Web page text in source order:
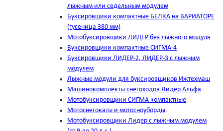
лыжным или седельным модулем
Буксировщики компактные БЕЛКА на ВАРИАТОРЕ
(гусеница 380 мм)
Мотобуксировщики ЛИДЕР без лыжного модуля
Буксировщики компактные СИГМА-4
Буксировщики ЛИДЕР-2, ЛИДЕР-3 c лыжным
модулем
Лыжные модули для буксировщиков Ижтехмаш
Машинокомплекты снегоходов Лидер Альфа
Мотобуксировщики СИГМА компактные
Мотоснегокаты и мотосноуборды
Мотобуксировщики Лидер с лыжным модулем